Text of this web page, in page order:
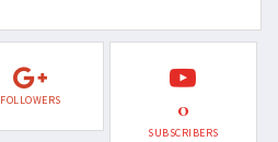
FOLLOWERS 0
SUBSCRIBERS